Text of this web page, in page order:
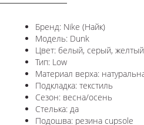
Бренд: Nike (Найк)
Модель: Dunk
Цвет: белый, серый, желтый
Тип: Low
Материал верха:
Подкладка: текстиль
Сезон: весна/осень
Стелька: да
Подошва: резина cupsole